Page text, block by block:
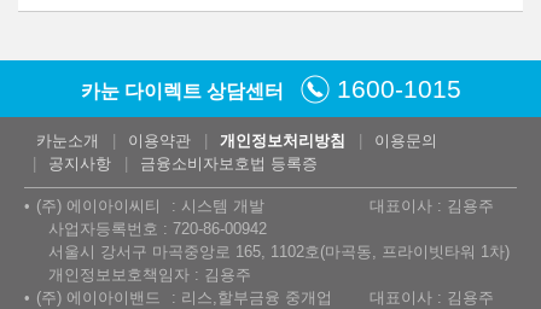
카눈 다이렉트 상담센터 1600-1015
카눈소개 이용약관 개인정보처리방침
이용문의
공지사항
금융소비자보호법 등록증
(주) 에이아이씨티 시스템 개발
대표이사 : 김용주
사업자등록번호 : 720-86-00942
서울시 강서구 마곡중앙로 165, 1102호(마곡동, 프라이빗타워 1차)
개인정보보호책임자 : 김용주
(주) 에이아이밴드
리스,할부금융 중개업 대표이사 : 김용주